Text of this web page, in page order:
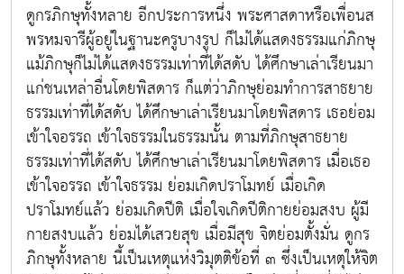
ดูกรภิกษุทั้งหลาย อีกประการหนึ่ง พระศาสดาหรือเพื่อนส
พรหมจารีผู้อยู่ในฐานะครูบางรูป ก็ไม่ได้แสดงธรรมแก่ภิกษุ
แม้ภิกษุก็ไม่ได้แสดงธรรมเท่าที่ได้สดับ ได้ศึกษาเล่าเรียนมา
แก่ชนเหล่าอื่นโดยพิสดาร ก็แต่ว่าภิกษุย่อมทำการสาธยาย
ธรรมเท่าที่ได้สดับ ได้ศึกษาเล่าเรียนมาโดยพิสดาร เธอย่อม
เข้าใจอรรถ เข้าใจธรรมในธรรมนั้น ตามที่ภิกษุสาธยาย
ธรรมเท่าที่ได้สดับ ได้ศึกษาเล่าเรียนมาโดยพิสดาร เมื่อเธอ
เข้าใจอรรถ เข้าใจธรรม ย่อมเกิดปราโมทย์ เมื่อเกิด
ปราโมทย์แล้ว ย่อมเกิดปีติ เมื่อใจเกิดปีติกายย่อมสงบ ผู้มี
กายสงบแล้ว ย่อมได้เสวยสุข เมื่อมีสุข จิตย่อมตั้งมั่น ดูกร
ภิกษุทั้งหลาย นี้เป็นเหตุแห่งวิมุตติข้อที่ ๓ ซึ่งเป็นเหตุให้จิต